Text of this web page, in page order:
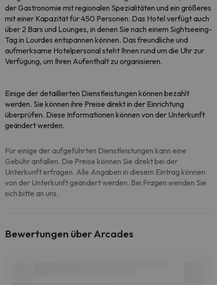
der Gastronomie mit regionalen Spezialitäten und ein größeres
mit einer Kapazität für 450 Personen. Das Hotel verfügt auch
über 2 Bars und Lounges, in denen Sie nach einem Sightseeing-
Tag in Lourdes entspannen können. Das freundliche und
aufmerksame Hotelpersonal steht Ihnen rund um die Uhr zur
Verfügung, um Ihren Aufenthalt zu organisieren.
Einige der detaillierten Dienstleistungen können bezahlt
werden. Sie können ihre Preise direkt in der Einrichtung
überprüfen. Diese Informationen können von der Unterkunft
geändert werden.
Für einige der aufgeführten Dienstleistungen kann eine
Gebühr anfallen. Die Preise können Sie direkt bei der
Unterkunft erfragen. Alle Angaben in diesem Eintrag können
von der Unterkunft geändert werden. Bei Fragen wenden Sie
sich bitte an uns.
Bewertungen über Arcades